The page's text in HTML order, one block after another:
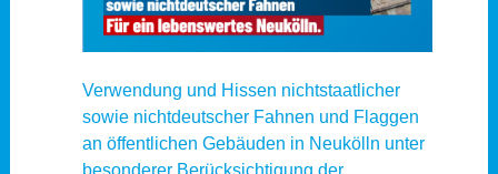
Verwendung und Hissen nichtstaatlicher
sowie nichtdeutscher Fahnen und Flaggen
an öffentlichen Gebäuden in Neukölln unter